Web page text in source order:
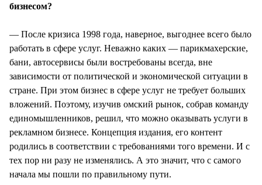
бизнесом?
— После кризиса 1998 года, наверное, выгоднее всего было
работать в сфере услуг. Неважно каких — парикмахерские,
бани, автосервисы были востребованы всегда, вне
зависимости от политической и экономической ситуации в
стране. При этом бизнес в сфере услуг не требует больших
вложений. Поэтому, изучив омский рынок, собрав команду
единомышленников, решил, что можно оказывать услуги в
рекламном бизнесе. Концепция издания, его контент
родились в соответствии с требованиями того времени. И с
тех пор ни разу не изменялись. А это значит, что с самого
начала мы пошли по правильному пути.